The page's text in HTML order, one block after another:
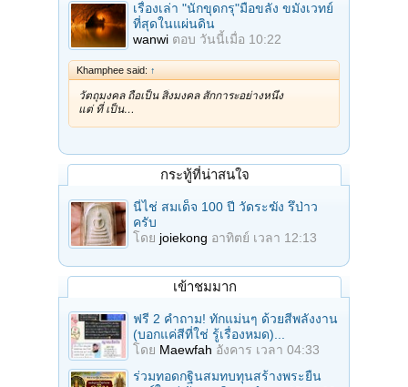
เรื่องเล่า "นักขุดกรุ"มือขลัง ขมังเวทย์
ที่สุดในแผ่นดิน
wanwi ตอบ วันนี้เมื่อ 10:22
Khamphee said: ↑
วัตถุมงคล ถือเป็น สิ่งมงคล สักการะอย่างหนึ่ง
แต่ ที่ เป็น…
กระทู้ที่น่าสนใจ
นี่ไช่ สมเด็จ 100 ปี วัดระฆัง รึป่าว
ครับ
โดย joiekong อาทิตย์ เวลา 12:13
เข้าชมมาก
ฟรี 2 คำถาม! ทักแม่นๆ ด้วยสีพลังงาน
(บอกแค่สีที่ใช่ รู้เรื่องหมด)...
โดย Maewfah อังคาร เวลา 04:33
ร่วมทอดกฐินสมทบทุนสร้างพระยืน